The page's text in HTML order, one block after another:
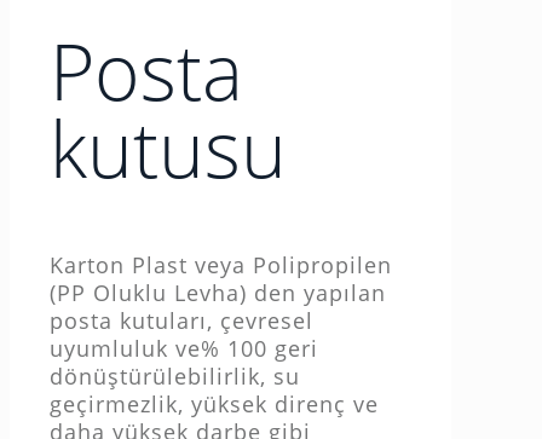
Posta
kutusu
Karton Plast veya Polipropilen
(PP Oluklu Levha) den yapılan
posta kutuları, çevresel
uyumluluk ve% 100 geri
dönüştürülebilirlik, su
geçirmezlik, yüksek direnç ve
daha yüksek darbe gibi